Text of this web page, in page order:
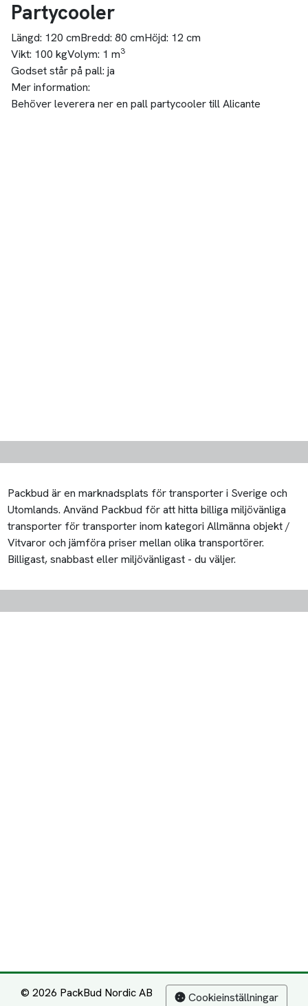
Partycooler
Längd: 120 cmBredd: 80 cmHöjd: 12 cm
Vikt: 100 kgVolym: 1 m3
Godset står på pall: ja
Mer information:
Behöver leverera ner en pall partycooler till Alicante
Packbud är en marknadsplats för transporter i Sverige och
Utomlands. Använd Packbud för att hitta billiga miljövänliga
transporter för transporter inom kategori Allmänna objekt /
Vitvaror och jämföra priser mellan olika transportörer.
Billigast, snabbast eller miljövänligast - du väljer.
© 2026 PackBud Nordic AB Cookieinställningar